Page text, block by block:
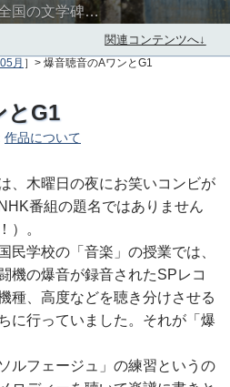
国の文学碑…
関連コンテンツへ↓
月 ］> 爆音聴音のAワンとG1
とG1
作品について
、木曜日の夜にお笑いコンビが
番組の題名ではありません
）。
学校の「音楽」の授業では、
機の爆音が録音されたSPレコ
種、高度などを聴き分けさせる
に行っていました。それが「爆
ルフェージュ」の練習というの